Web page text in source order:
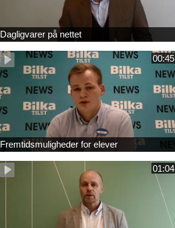
Dagligvarer på nettet
00:45
Fremtidsmuligheder for elever
01:04